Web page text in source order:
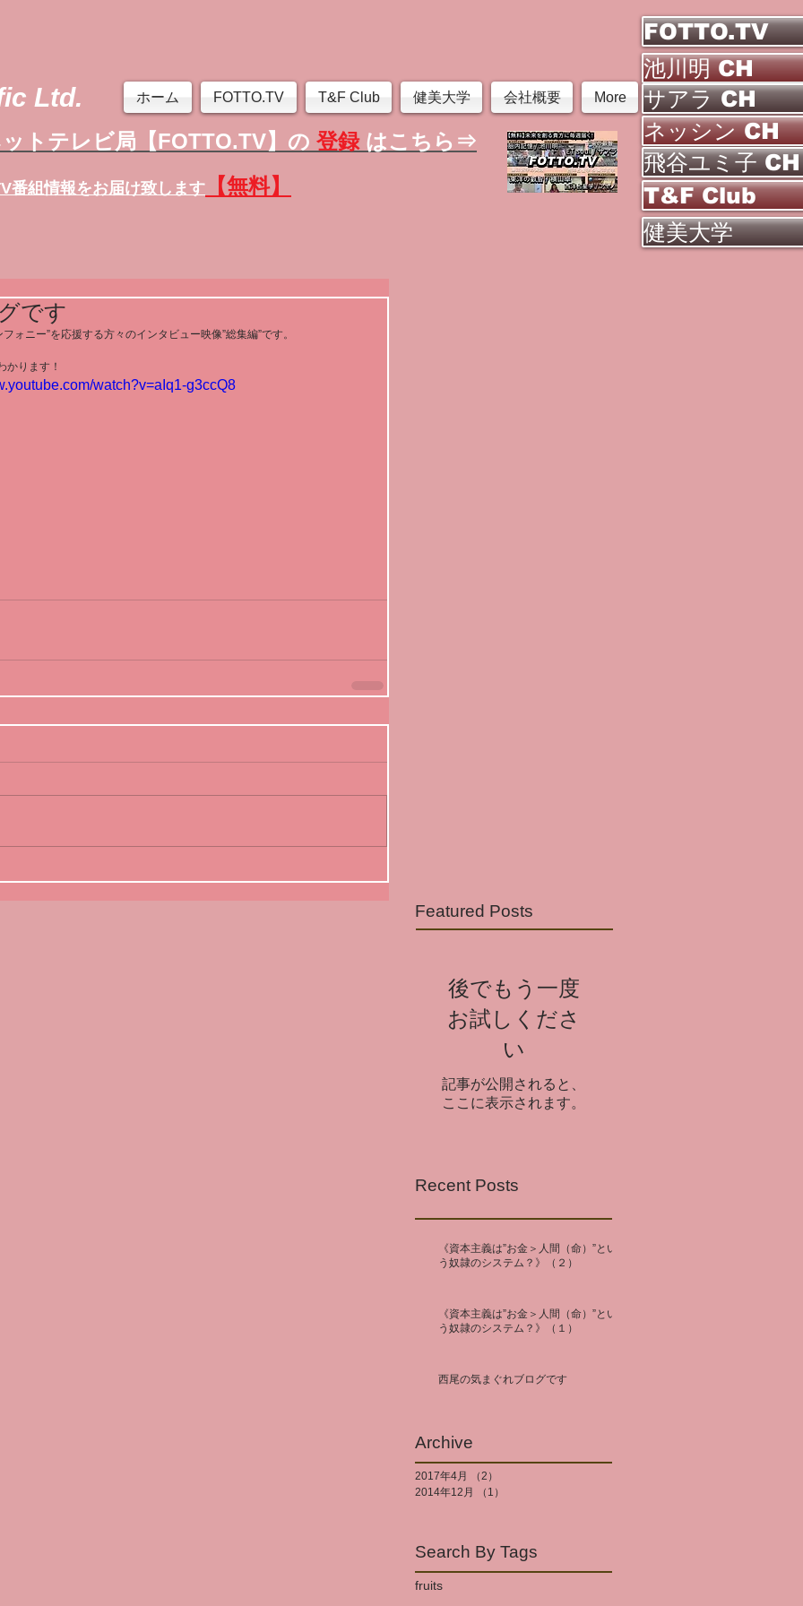
FOTTO.TV
池川明 CH
Ltd. ホーム FOTTO.TV T&F Club 健美大学 会社概要 More
トテレビ局【FOTTO.TV】の 登録 はこちら⇒
番組情報をお届け致します 【無料】
サアラ CH
ネッシン CH
飛谷ユミ子 CH
T&F Club
健美大学
です
ォニー”を応援する方々のインタビュー映像”総集編”です。
かります！
watch?v=aIq1-g3ccQ8
Featured Posts
後でもう一度
お試しくださ
い
記事が公開されると、
ここに表示されます。
Recent Posts
《資本主義は”お金＞人間（命）”とい
う奴隷のシステム？》（２）
《資本主義は”お金＞人間（命）”とい
う奴隷のシステム？》（１）
西尾の気まぐれブログです
Archive
2017年4月 （2）
2014年12月
（1）
Search By Tags
fruits